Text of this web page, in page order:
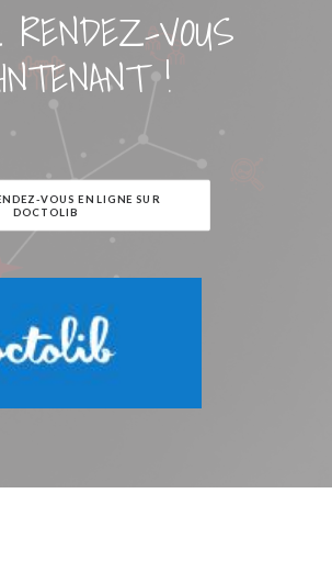
VOUS
!
VOUS EN LIGNE SUR
DOCTOLIB